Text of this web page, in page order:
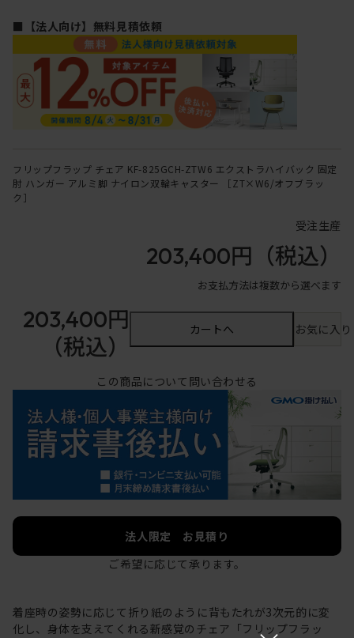
■【法人向け】無料見積依頼
フリップフラップ チェア KF-825GCH-ZTW6 エクストラハイバック 固定
肘 ハンガー アルミ脚 ナイロン双輪キャスター ［ZT×W6/オフブラッ
ク］
受注生産
203,400円 （税込）
お支払方法は複数から選べます
203,400円
（税込）
カートへ お気に入
この商品について問い合わせる
法人限定 お見積り
ご希望に応じて承ります。
着座時の姿勢に応じて折り紙のように背もたれが3次元的に変
化し、身体を支えてくれる新感覚のチェア「フリップフラッ